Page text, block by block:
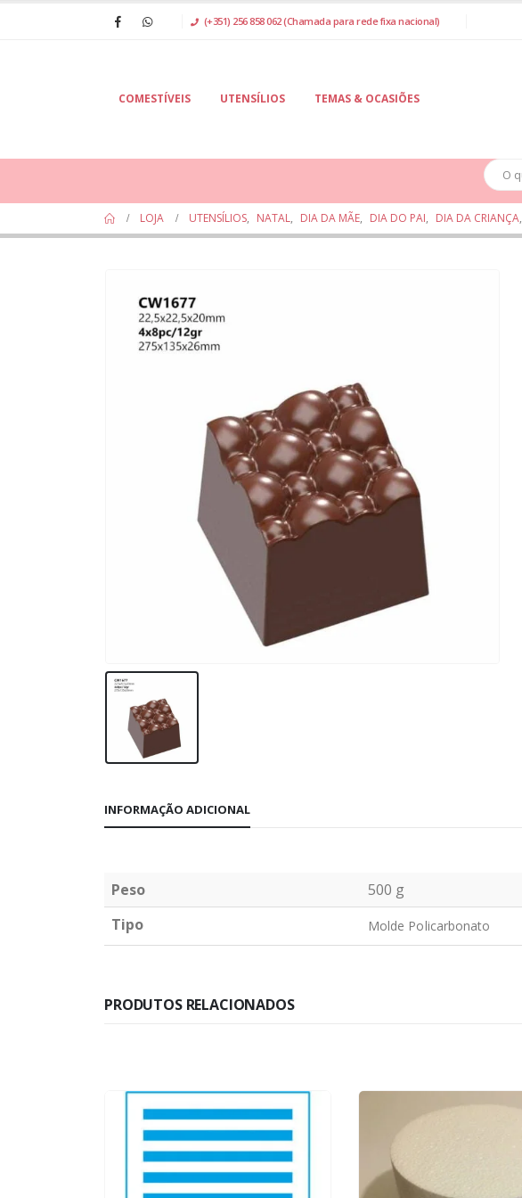
(+351) 256 858 062 (Chamada para rede fixa nacional)
COMESTÍVEIS UTENSÍLIOS TEMAS & OCASIÕES
LOJA UTENSÍLIOS, NATAL, DIA DA MÃE, DIA DO PAI, DIA DA CRIANÇA,
INFORMAÇÃO ADICIONAL
Peso
500 g
Tipo
Molde Policarbonato
PRODUTOS RELACIONADOS